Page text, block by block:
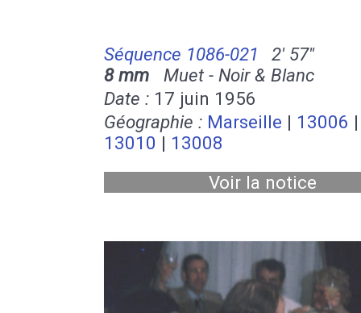
Séquence 1086-021
2' 57''
8 mm Muet - Noir & Blanc
Date : 17 juin 1956
Géographie : Marseille | 13006 |
13010 | 13008
Voir la notice